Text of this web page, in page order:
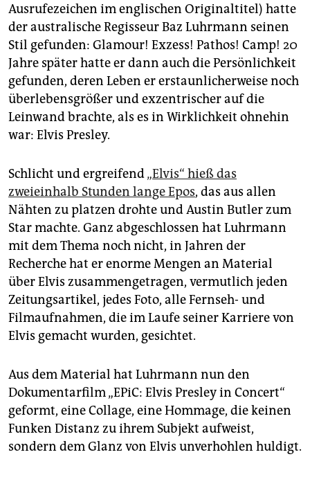
genossenschaft
epaper login
Ausrufezeichen im englischen Originaltitel) hatte
der australische Regisseur Baz Luhrmann seinen
Stil gefunden: Glamour! Exzess! Pathos! Camp! 20
Jahre später hatte er dann auch die Persönlichkeit
gefunden, deren Leben er erstaunlicherweise noch
überlebensgrößer und exzentrischer auf die
Leinwand brachte, als es in Wirklichkeit ohnehin
war: Elvis Presley.
Schlicht und ergreifend„Elvis“ hieß das
zweieinhalb Stunden lange Epos, das aus allen
Nähten zu platzen drohte und Austin Butler zum
Star machte. Ganz abgeschlossen hat Luhrmann
mit dem Thema noch nicht, in Jahren der
Recherche hat er enorme Mengen an Material
über Elvis zusammengetragen, vermutlich jeden
Zeitungsartikel, jedes Foto, alle Fernseh- und
Filmaufnahmen, die im Laufe seiner Karriere von
Elvis gemacht wurden, gesichtet.
Aus dem Material hat Luhrmann nun den
Dokumentarfilm „EPiC: Elvis Presley in Concert“
geformt, eine Collage, eine Hommage, die keinen
Funken Distanz zu ihrem Subjekt aufweist,
sondern dem Glanz von Elvis unverhohlen huldigt.